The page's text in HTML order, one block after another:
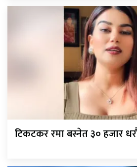
टिकटकर रमा बस्नेत ३० हजार